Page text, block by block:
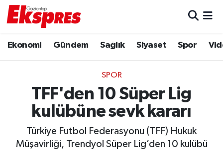
Ekonomi Gündem Sağlık Siyaset Spor
SPOR
TFF'den 10 Süper Lig
kulübüne sevk kararı
Türkiye Futbol Federasyonu (TFF) Hukuk
Müşavirliği, Trendyol Süper Lig’den 10 kulübü
Ekonomi
Gaziantep son dakika
Genel
Gündem
Trafik Durumu
Puan Durumu ve Fikstür
Tüm Manşetler
Son Dakika Haberleri